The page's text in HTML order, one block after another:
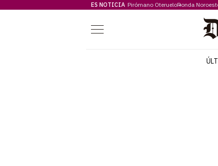
ES NOTICIA Pirómano OterueloRonda
Menú